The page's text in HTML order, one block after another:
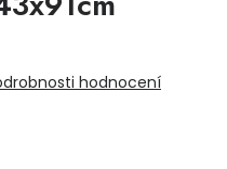
hodnocení